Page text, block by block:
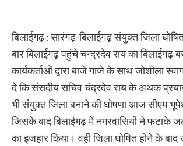
बिलाईगढ़ : सारंगढ़-बिलाईगढ़ संयुक्त जिला
बार बिलाईगढ़ पहुंचे चन्द्रदेव राय का बिलाईगढ़
कार्यकर्ताओं द्वारा बाजे गाजे के साथ जोशीला
दे कि संसदीय सचिव चंद्रदेव राय के अथक
भी संयुक्त जिला बनाने की घोषणा आज सीएम
जिसके बाद बिलाईगढ़ में नगरवासियों ने फटाके
का इजहार किया। वही जिला घोषित होने के